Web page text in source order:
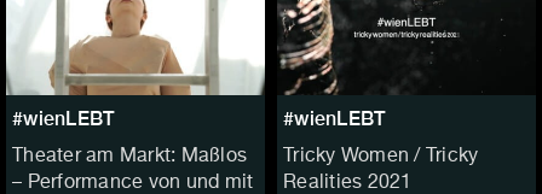
#wienLEBT
Theater am Markt: Maßlos
– Performance von und mit
#wienLEBT
Tricky Women / Tricky
Realities 2021